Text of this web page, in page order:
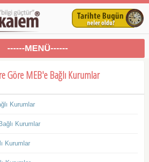
------MENÜ------
Göre MEB'e Bağlı Kurumlar
Kurumlar
Kurumlar
Kurumlar